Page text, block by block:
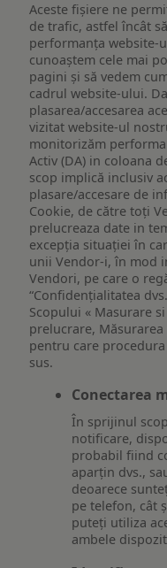
Aceste fișiere ne
de trafic, astfel încât
performanța website-
cunoaștem cele mai
pagini și să vedem
cadrul website-ului.
plasarea/accesarea
vizitat website-ul
monitorizăm
Activ (DA) in coloana
scop implică inclusiv
plasare/accesare de
Cookie, de către toți
prelucreaza date in
excepția situației în
unii Vendor-i, în mod
Vendori, pe care o
“Confidențialitatea
Scopului « Masurare
prelucrare,
pentru care
sus.
Conectarea
În sprijinul
notificare,
probabil fiind
aparțin dvs.,
deoarece
pe telefon, cât
puteți utiliza
ambele